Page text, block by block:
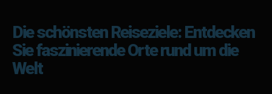
Die schönsten Reiseziele: Entdecken
Sie faszinierende Orte rund um die
Welt